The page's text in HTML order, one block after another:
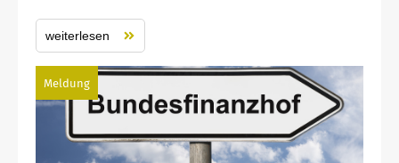
weiterlesen
Meldung